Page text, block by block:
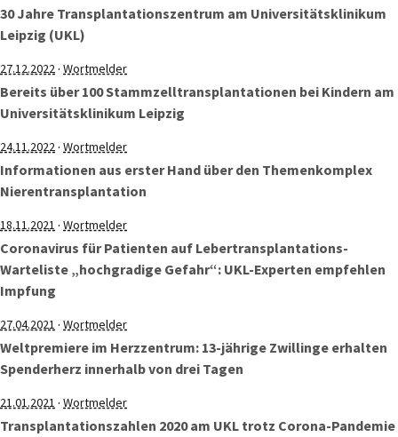
30 Jahre Transplantationszentrum am Universitätsklinikum
Leipzig (UKL)
27.12.2022· Wortmelder
Bereits über 100 Stammzelltransplantationen bei Kindern am
Universitätsklinikum Leipzig
24.11.2022· Wortmelder
Informationen aus erster Hand über den Themenkomplex
Nierentransplantation
18.11.2021 · Wortmelder
Coronavirus für Patienten auf Lebertransplantations-
Warteliste „hochgradige Gefahr“: UKL-Experten empfehlen
Impfung
27.04.2021 · Wortmelder
Weltpremiere im Herzzentrum: 13-jährige Zwillinge erhalten
Spenderherz innerhalb von drei Tagen
21.01.2021 · Wortmelder
Transplantationszahlen 2020 am UKL trotz Corona-Pandemie